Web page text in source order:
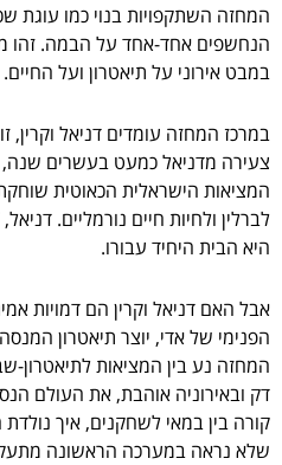
המחזה השתקפויות בנוי כמו עוגת
הנחשפים אחד-אחד על הבמה. זהו
במבט אירוני על תיאטרון ועל החיים.
במרכז המחזה עומדים דניאל וקרין,
צעירה מדניאל כמעט בעשרים שנה,
המציאות הישראלית הכאוטית
לברלין ולחיות חיים נורמליים.
היא הבית היחיד עבורו.
אבל האם דניאל וקרין הם דמויות
הפנימי של אדי, יוצר תיאטרון
המחזה נע בין המציאות לתיאטרון-
דק ובאירוניה אוהבת, את העולם
קורה בין במאי לשחקנים, איך
שלא נראה במערכה הראשונה